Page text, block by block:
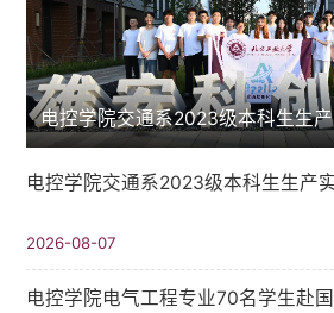
电控学院交通系2023级本科生生
电控学院交通系2023级本科生生产
2026-08-07
电控学院电气工程专业70名学生赴